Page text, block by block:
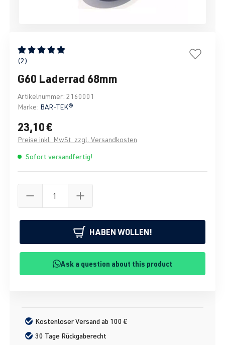
Durchschnittliche Bewertung von 5 von 5 Sternen
(2)
G60 Laderrad 68mm
Artikelnummer: 2160001
Marke: BAR-TEK®
23,10 €
Preise inkl. MwSt. zzgl. Versandkosten
Sofort versandfertig!
HABEN WOLLEN!
Ask a question about this product
Kostenloser Versand ab 100 €
30 Tage Rückgaberecht